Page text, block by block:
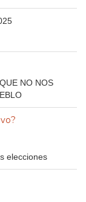
NO NOS
elecciones